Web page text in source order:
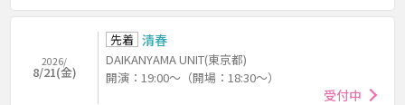
2026/
8/21(金)
先着 清春
DAIKANYAMA UNIT(東京都)
開演：19:00～（開場：18:30～）
受付中